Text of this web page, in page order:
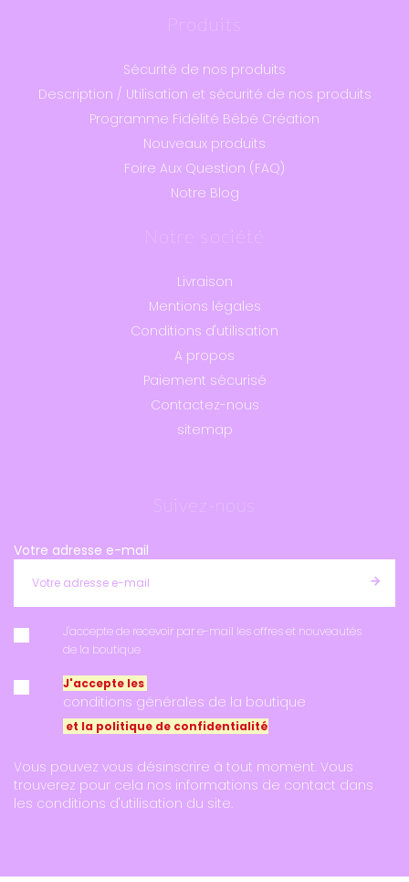
Produits
Sécurité de nos produits
Description / Utilisation et sécurité de nos produits
Programme Fidélité Bébé Création
Nouveaux produits
Foire Aux Question (FAQ)
Notre Blog
Notre société
Livraison
Mentions légales
Conditions d'utilisation
A propos
Paiement sécurisé
Contactez-nous
sitemap
Suivez-nous
Votre adresse e-mail
J'accepte de recevoir par e-mail les offres et nouveautés
de la boutique
J'accepte les
conditions générales de la boutique
et la politique de confidentialité
Vous pouvez vous désinscrire à tout moment. Vous
trouverez pour cela nos informations de contact dans
les conditions d'utilisation du site.